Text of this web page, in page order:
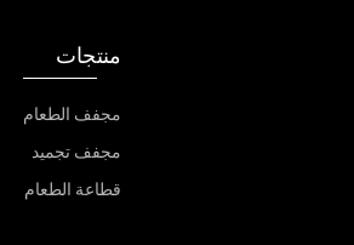
منتجات
مجفف الطعام
مجفف تجميد
قطاعة الطعام